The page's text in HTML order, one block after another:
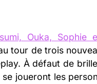
Ouka, Sophie
tour de trois
À défaut de
joueront les